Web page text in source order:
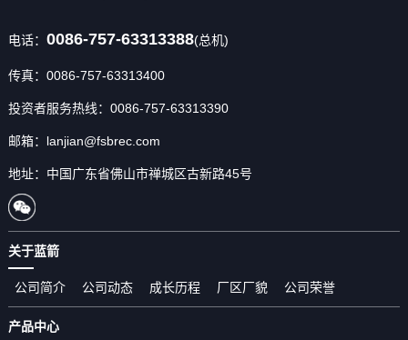
75000
电话： 0086-757-63313388(总机)
传真：0086-757-63313400
投资者服务热线：0086-757-63313390
邮箱：lanjian@fsbrec.com
地址：中国广东省佛山市禅城区古新路45号
关于蓝箭
公司简介 公司动态 成长历程 厂区厂貌 公司荣誉
产品中心